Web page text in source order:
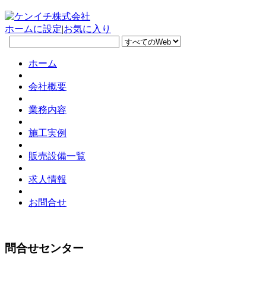
ホームに設定|お気に入り
ホーム
会社概要
業務内容
施工実例
販売設備一覧
求人情報
お問合せ
問合せセンター